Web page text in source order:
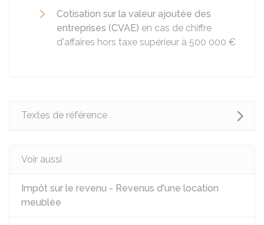
Cotisation sur la valeur ajoutée des
entreprises (CVAE) en cas de chiffre
d'affaires hors taxe supérieur à 500 000 €
Textes de référence
Voir aussi
Impôt sur le revenu - Revenus d'une location
meublée